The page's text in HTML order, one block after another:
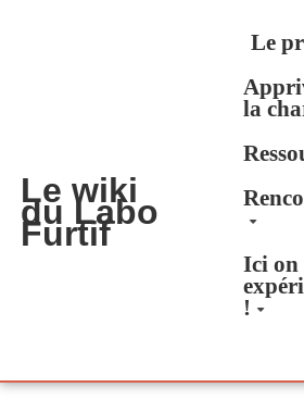
Aller au contenu principal
Le wiki
du Labo
Furtif
Le
la
Ici on
!